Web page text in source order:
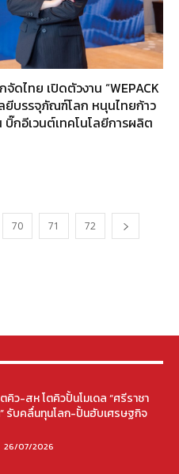
จัดไทย เปิดตัวงาน “WEPACK
ยีบรรจุภัณฑ์โลก หนุนไทยก้าว
กอีเวนต์เทคโนโลยีการผลิต
70 71 72
คิว-สห โตคิวปั้นโมเดล “ศรีราชา
รับคลื่นทุนโลก-ปั้นฮับเศรษฐกิจ
26/07/2026